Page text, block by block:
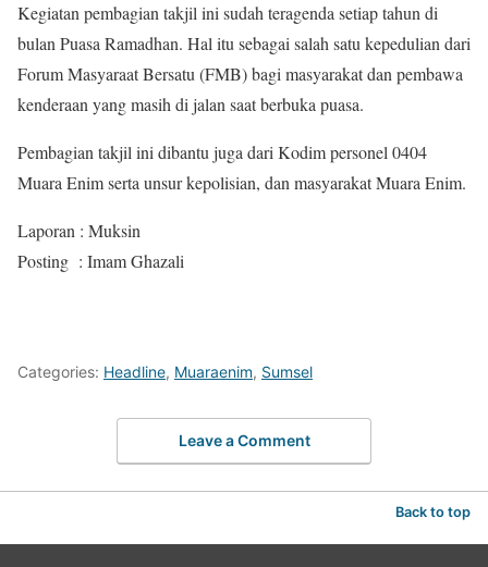
Kegiatan pembagian takjil ini sudah teragenda setiap tahun di
bulan Puasa Ramadhan. Hal itu sebagai salah satu kepedulian dari
Forum Masyaraat Bersatu (FMB) bagi masyarakat dan pembawa
kenderaan yang masih di jalan saat berbuka puasa.
Pembagian takjil ini dibantu juga dari Kodim personel 0404
Muara Enim serta unsur kepolisian, dan masyarakat Muara Enim.
Laporan : Muksin
Posting : Imam Ghazali
Categories: Headline, Muaraenim, Sumsel
Leave a Comment
Back to top